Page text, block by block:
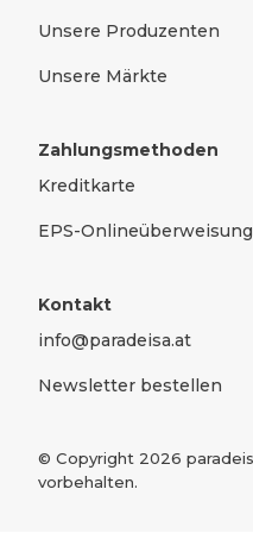
Unsere Produzenten
Unsere Märkte
Zahlungsmethoden
Kreditkarte
EPS-Onlineüberweisung
Kontakt
info@paradeisa.at
Newsletter bestellen
© Copyright 2026
vorbehalten.